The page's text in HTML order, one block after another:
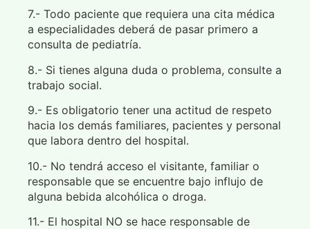
7.- Todo paciente que requiera una cita médica
a especialidades deberá de pasar primero a
consulta de pediatría.
8.- Si tienes alguna duda o problema, consulte a
trabajo social.
9.- Es obligatorio tener una actitud de respeto
hacia los demás familiares, pacientes y personal
que labora dentro del hospital.
10.- No tendrá acceso el visitante, familiar o
responsable que se encuentre bajo influjo de
alguna bebida alcohólica o droga.
11.- El hospital NO se hace responsable de